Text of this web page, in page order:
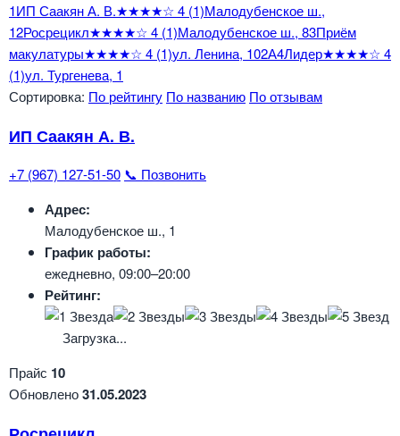
1ИП Саакян А. В.★★★★☆ 4 (1)Малодубенское ш.,
12Росрецикл★★★★☆ 4 (1)Малодубенское ш., 83Приём
макулатуры★★★★☆ 4 (1)ул. Ленина, 102А4Лидер★★★★☆ 4
(1)ул. Тургенева, 1
Сортировка: По рейтингу По названию По отзывам
ИП Саакян А. В.
+7 (967) 127-51-50 📞 Позвонить
Адрес:
Малодубенское ш., 1
График работы:
ежедневно, 09:00–20:00
Рейтинг:
Загрузка...
Прайс 10
Обновлено31.05.2023